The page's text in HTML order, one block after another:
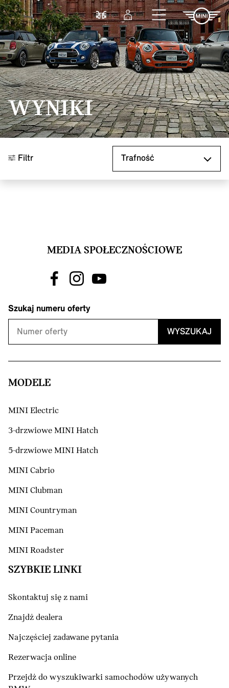
Przejdź do głównej treści
PorównajZaloguj się
WYNIKI
Filtr
MEDIA SPOŁECZNOŚCIOWE
Szukaj numeru oferty
WYSZUKAJ
MODELE
MINI Electric
3-drzwiowe MINI Hatch
5-drzwiowe MINI Hatch
MINI Cabrio
MINI Clubman
MINI Countryman
MINI Paceman
MINI Roadster
SZYBKIE LINKI
Skontaktuj się z nami
Znajdź dealera
Najczęściej zadawane pytania
Rezerwacja online
Przejdź do wyszukiwarki samochodów używanych